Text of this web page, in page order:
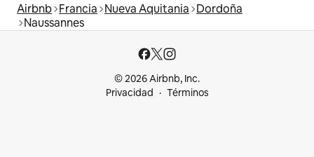
Airbnb Francia Nueva Aquitania Dordoña
Naussannes
© 2026 Airbnb, Inc.
Privacidad
Términos